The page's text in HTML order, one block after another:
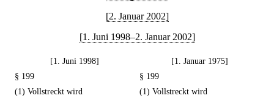
[2. Januar 2002]
[1. Juni 1998–2. Januar 2002]
[1. Juni 1998]
[1. Januar 1975]
§ 199
§ 199
(1) Vollstreckt wird
(1) Vollstreckt wird